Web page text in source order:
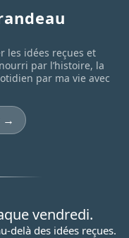
les idées reçues et
par l’histoire, la
par ma vie avec
→
vendredi.
delà des idées reçues.